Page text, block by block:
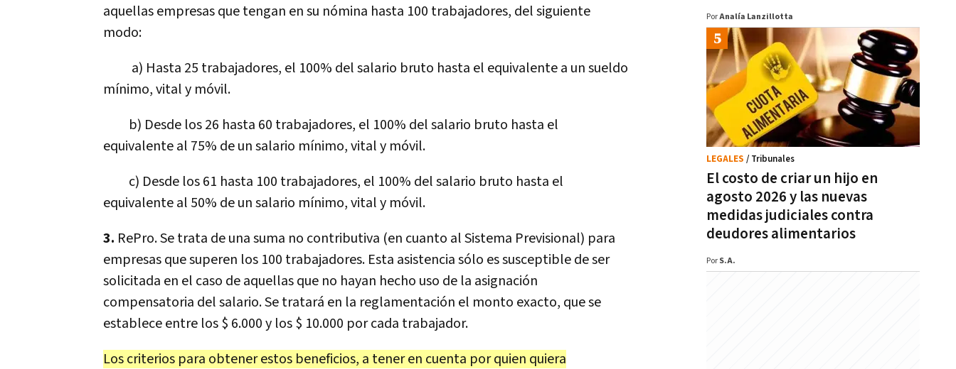
aquellas empresas que tengan en su nómina hasta 100 trabajadores, del siguiente
modo:
a) Hasta 25 trabajadores, el 100% del salario bruto hasta el equivalente a un sueldo
mínimo, vital y móvil.
b) Desde los 26 hasta 60 trabajadores, el 100% del salario bruto hasta el
equivalente al 75% de un salario mínimo, vital y móvil.
c) Desde los 61 hasta 100 trabajadores, el 100% del salario bruto hasta el
equivalente al 50% de un salario mínimo, vital y móvil.
3. RePro. Se trata de una suma no contributiva (en cuanto al Sistema Previsional) para
empresas que superen los 100 trabajadores. Esta asistencia sólo es susceptible de ser
solicitada en el caso de aquellas que no hayan hecho uso de la asignación
compensatoria del salario. Se tratará en la reglamentación el monto exacto, que se
establece entre los $ 6.000 y los $ 10.000 por cada trabajador.
Los criterios para obtener estos beneficios, a tener en cuenta por quien quiera
PorAnalía Lanzillotta
El costo de criar un hijo en
agosto 2026 y las nuevas
medidas judiciales contra
deudores alimentarios
LEGALES / Tribunales
Por S.A.